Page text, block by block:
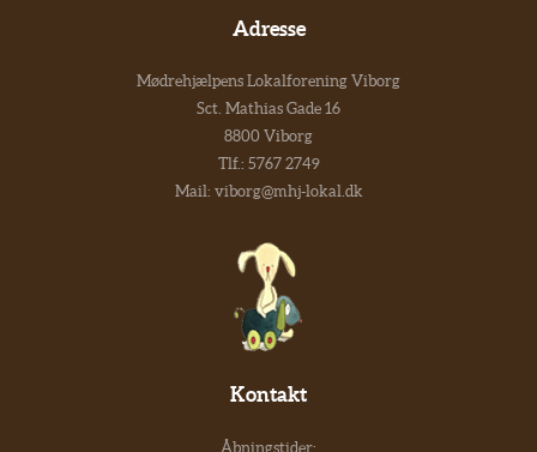
Adresse
Mødrehjælpens Lokalforening Viborg
Sct. Mathias Gade 16
8800 Viborg
Tlf.: 5767 2749
Mail: viborg@mhj-lokal.dk
Kontakt
Åbningstider: